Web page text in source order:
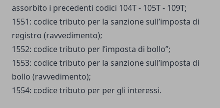
assorbito i precedenti codici 104T - 105T - 109T;
1551: codice tributo per la sanzione sull’imposta di
registro (ravvedimento);
1552: codice tributo per l’imposta di bollo”;
1553: codice tributo per la sanzione sull’imposta di
bollo (ravvedimento);
1554: codice tributo per per gli interessi.